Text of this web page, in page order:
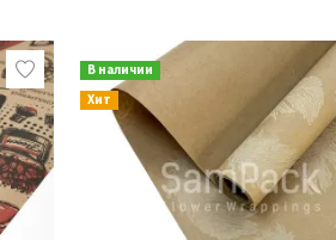
В наличии
Хит